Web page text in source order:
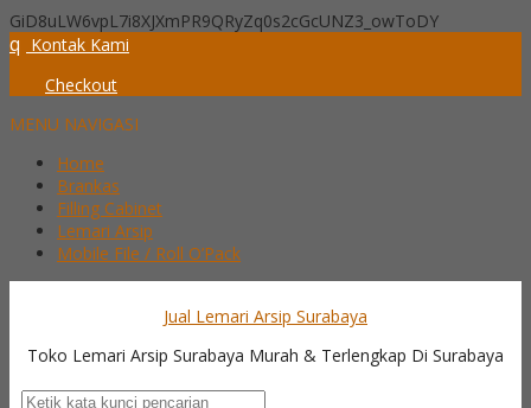
GiD8uLW6vpL7i8XJXmPR9QRyZq0s2cGcUNZ3_owToDY
q Kontak Kami
Checkout
MENU NAVIGASI
Home
Brankas
Filling Cabinet
Lemari Arsip
Mobile File / Roll O’Pack
Jual Lemari Arsip Surabaya
Toko Lemari Arsip Surabaya Murah & Terlengkap Di Surabaya